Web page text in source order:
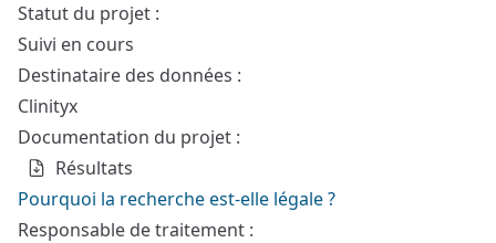
Statut du projet :
Suivi en cours
Destinataire des données :
Clinityx
Documentation du projet :
Résultats
Pourquoi la recherche est-elle légale ?
Responsable de traitement :